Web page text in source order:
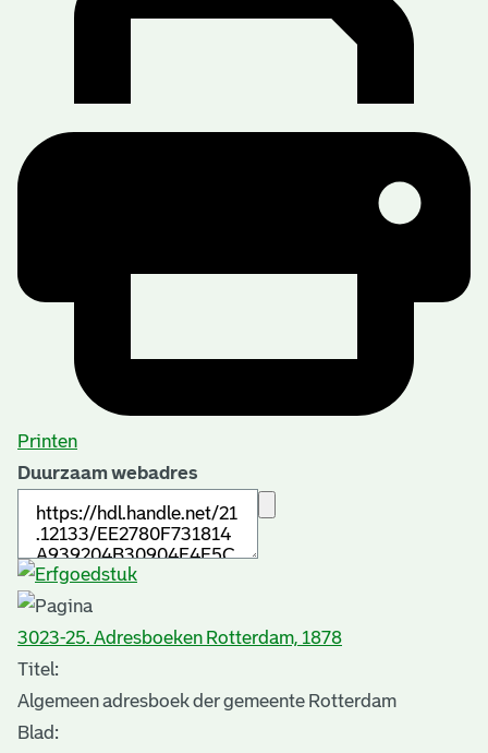
Printen
Duurzaam webadres
3023-25. Adresboeken Rotterdam, 1878
Titel:
Algemeen adresboek der gemeente Rotterdam
Blad: